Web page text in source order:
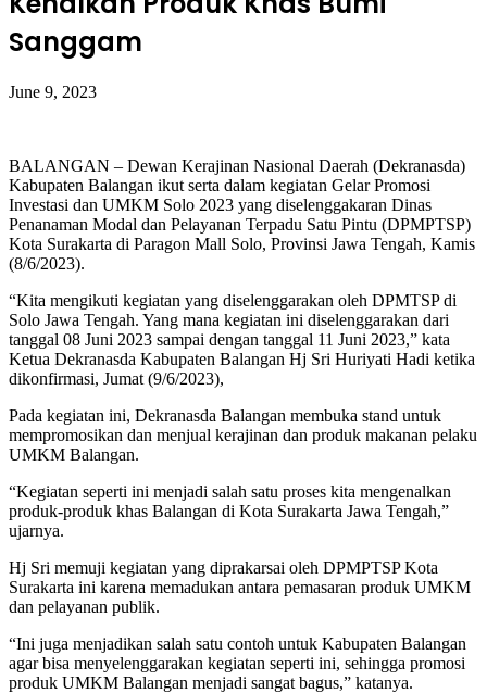
Sanggam
June 9, 2023
BALANGAN – Dewan Kerajinan Nasional Daerah (Dekranasda)
Kabupaten Balangan ikut serta dalam kegiatan Gelar Promosi
Investasi dan UMKM Solo 2023 yang diselenggakaran Dinas
Penanaman Modal dan Pelayanan Terpadu Satu Pintu (DPMPTSP)
Kota Surakarta di Paragon Mall Solo, Provinsi Jawa Tengah, Kamis
(8/6/2023).
“Kita mengikuti kegiatan yang diselenggarakan oleh DPMTSP di
Solo Jawa Tengah. Yang mana kegiatan ini diselenggarakan dari
tanggal 08 Juni 2023 sampai dengan tanggal 11 Juni 2023,” kata
Ketua Dekranasda Kabupaten Balangan Hj Sri Huriyati Hadi ketika
dikonfirmasi, Jumat (9/6/2023),
Pada kegiatan ini, Dekranasda Balangan membuka stand untuk
mempromosikan dan menjual kerajinan dan produk makanan pelaku
UMKM Balangan.
“Kegiatan seperti ini menjadi salah satu proses kita mengenalkan
produk-produk khas Balangan di Kota Surakarta Jawa Tengah,”
ujarnya.
Hj Sri memuji kegiatan yang diprakarsai oleh DPMPTSP Kota
Surakarta ini karena memadukan antara pemasaran produk UMKM
dan pelayanan publik.
“Ini juga menjadikan salah satu contoh untuk Kabupaten Balangan
agar bisa menyelenggarakan kegiatan seperti ini, sehingga promosi
produk UMKM Balangan menjadi sangat bagus,” katanya.